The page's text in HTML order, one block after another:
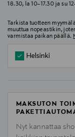
18.30, la 10–17.30 ja su
Tarkista tuotteen
muuttua nopeastikin,
varmistaa paikan päällä.
Helsinki
MAKSUTON
Nyt kannattaa